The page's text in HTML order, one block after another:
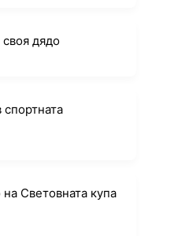
дядо
Световната купа